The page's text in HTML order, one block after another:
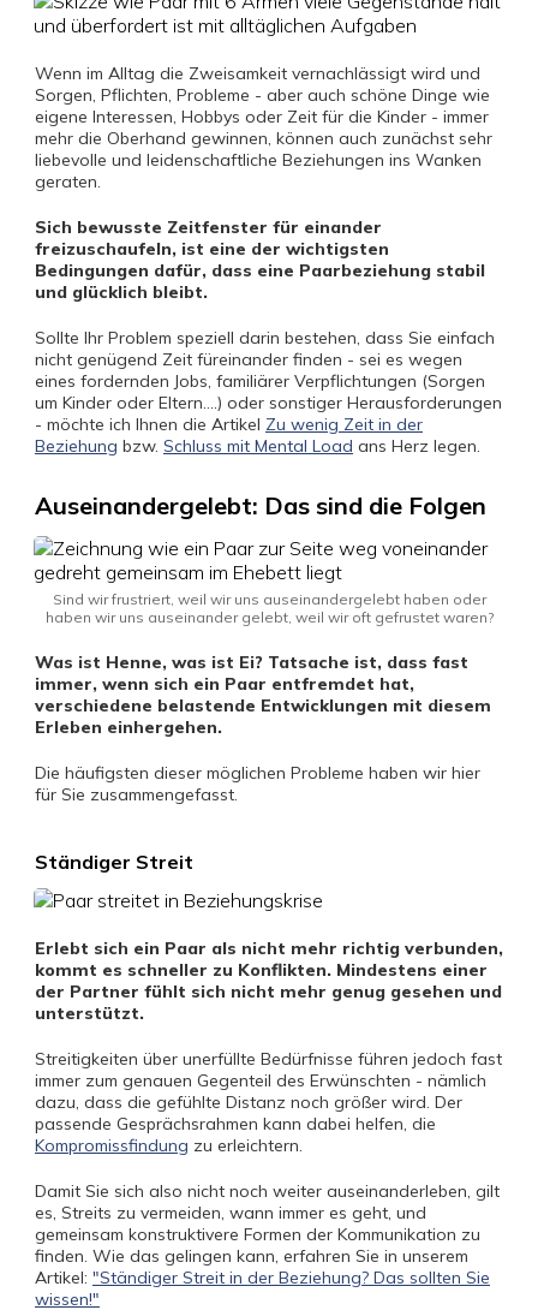
Wenn im Alltag die Zweisamkeit vernachlässigt wird und
Sorgen, Pflichten, Probleme - aber auch schöne Dinge wie
eigene Interessen, Hobbys oder Zeit für die Kinder - immer
mehr die Oberhand gewinnen, können auch zunächst sehr
liebevolle und leidenschaftliche Beziehungen ins Wanken
geraten.
Sich bewusste Zeitfenster für einander
freizuschaufeln, ist eine der wichtigsten
Bedingungen dafür, dass eine Paarbeziehung stabil
und glücklich bleibt.
Sollte Ihr Problem speziell darin bestehen, dass Sie einfach
nicht genügend Zeit füreinander finden - sei es wegen
eines fordernden Jobs, familiärer Verpflichtungen (Sorgen
um Kinder oder Eltern....) oder sonstiger Herausforderungen
- möchte ich Ihnen die Artikel Zu wenig Zeit in der
Beziehung bzw. Schluss mit Mental Load ans Herz legen.
Auseinandergelebt: Das sind die Folgen
Sind wir frustriert, weil wir uns auseinandergelebt haben oder
haben wir uns auseinander gelebt, weil wir oft gefrustet waren?
Was ist Henne, was ist Ei? Tatsache ist, dass fast
immer, wenn sich ein Paar entfremdet hat,
verschiedene belastende Entwicklungen mit diesem
Erleben einhergehen.
Die häufigsten dieser möglichen Probleme haben wir hier
für Sie zusammengefasst.
Ständiger Streit
Erlebt sich ein Paar als nicht mehr richtig verbunden,
kommt es schneller zu Konflikten. Mindestens einer
der Partner fühlt sich nicht mehr genug gesehen und
unterstützt.
Streitigkeiten über unerfüllte Bedürfnisse führen jedoch fast
immer zum genauen Gegenteil des Erwünschten - nämlich
dazu, dass die gefühlte Distanz noch größer wird. Der
passende Gesprächsrahmen kann dabei helfen, die
Kompromissfindung zu erleichtern.
Damit Sie sich also nicht noch weiter auseinanderleben, gilt
es, Streits zu vermeiden, wann immer es geht, und
gemeinsam konstruktivere Formen der Kommunikation zu
finden. Wie das gelingen kann, erfahren Sie in unserem
Artikel: "Ständiger Streit in der Beziehung? Das sollten Sie
wissen!"